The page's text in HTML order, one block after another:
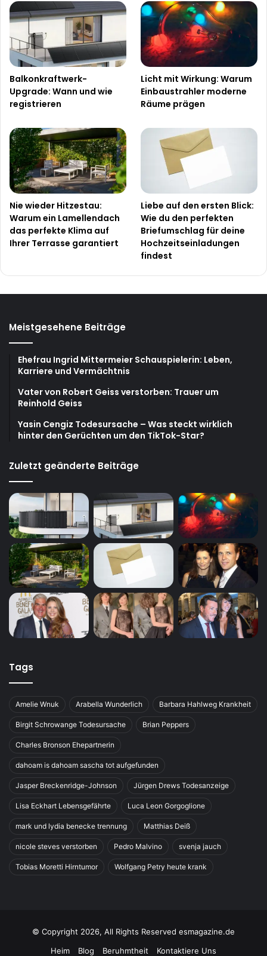
Balkonkraftwerk-
Upgrade: Wann und wie
registrieren
Licht mit Wirkung: Warum
Einbaustrahler moderne
Räume prägen
Nie wieder Hitzestau:
Warum ein Lamellendach
das perfekte Klima auf
Ihrer Terrasse garantiert
Liebe auf den ersten Blick:
Wie du den perfekten
Briefumschlag für deine
Hochzeitseinladungen
findest
Meistgesehene Beiträge
Ehefrau Ingrid Mittermeier Schauspielerin: Leben,
Karriere und Vermächtnis
Vater von Robert Geiss verstorben: Trauer um
Reinhold Geiss
Yasin Cengiz Todesursache – Was steckt wirklich
hinter den Gerüchten um den TikTok-Star?
Zuletzt geänderte Beiträge
Tags
Amelie Wnuk Arabella Wunderlich Barbara Hahlweg Krankheit
Birgit Schrowange Todesursache Brian Peppers
Charles Bronson Ehepartnerin
dahoam is dahoam sascha tot aufgefunden
Jasper Breckenridge-Johnson Jürgen Drews Todesanzeige
Lisa Eckhart Lebensgefährte Luca Leon Gorgoglione
mark und lydia benecke trennung Matthias Deiß
nicole steves verstorben Pedro Malvino svenja jauch
Tobias Moretti Hirntumor Wolfgang Petry heute krank
© Copyright 2026, All Rights Reserved esmagazine.de
Heim
Blog Beruhmtheit Kontaktiere Uns